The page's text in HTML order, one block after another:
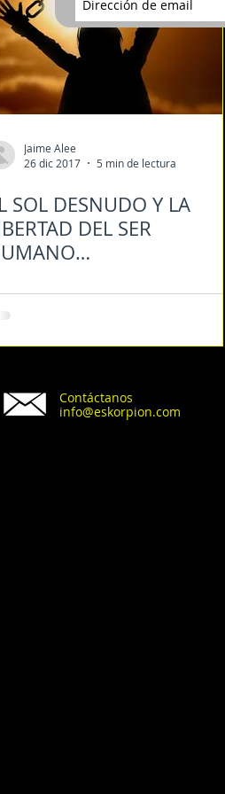
Jaime Alee
26 dic 2017
5 min de lectura
SOL DESNUDO Y LA
DEL SER
Contáctanos
info@eskorpion.com